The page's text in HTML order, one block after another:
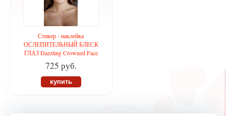
Стикер - наклейка
ОСЛЕПИТЕЛЬНЫЙ БЛЕСК
ГЛАЗ Dazzling Crowned Face
725 руб.
купить